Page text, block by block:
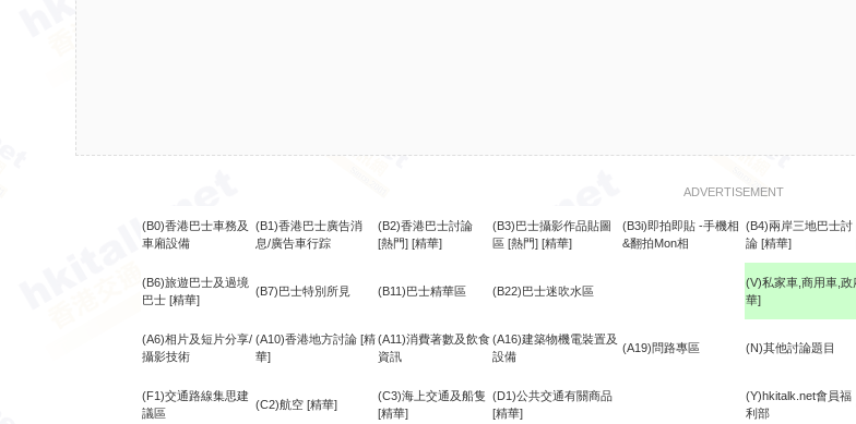
ADVERTISEMENT
(B0)香港巴士車務及
車廂設備
(B1)香港巴士廣告消
息/廣告車行踪
(B2)香港巴士討論
[熱門] [精華]
(B3)巴士攝影作品貼圖
區 [熱門] [精華]
(B3i)即拍即貼 -手機相
&翻拍Mon相
(B4)兩岸三地巴士討
論 [精華]
(B6)旅遊巴士及過境
巴士 [精華]
(B7)巴士特別所見 (B11)巴士精華區 (B22)巴士迷吹水區
(V)私家車,商用車,政
華]
(A6)相片及短片分享/
攝影技術
(A10)香港地方討論 [精
華]
(A11)消費著數及飲食
資訊
(A16)建築物機電裝置及
設備
(A19)問路專區 (N)其他討論題目
(F1)交通路線集思建
議區
(C2)航空 [精華]
(C3)海上交通及船隻
[精華]
(D1)公共交通有關商品
[精華]
(Y)hkitalk.net會員福
利部